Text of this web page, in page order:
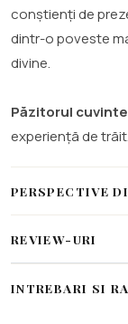
conștienți de
dintr-o poveste
divine.
Păzitorul
experiență de trăit.
PERSPECTIVE
REVIEW-URI
INTREBARI SI